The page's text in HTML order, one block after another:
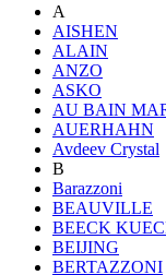
A
AISHEN
ALAIN
ANZO
ASKO
AU BAIN
AUERHAHN
Avdeev Crystal
B
Barazzoni
BEAUVILLE
BEECK
BEIJING
BERTAZZONI